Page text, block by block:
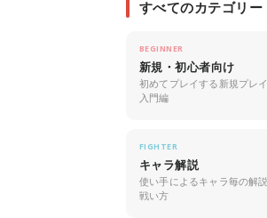
すべてのカテゴリー
BEGINNER
新規・初心者向け
初めてプレイする新規プレ
入門編
FIGHTER
キャラ解説
使い手によるキャラ毎の解
戦い方